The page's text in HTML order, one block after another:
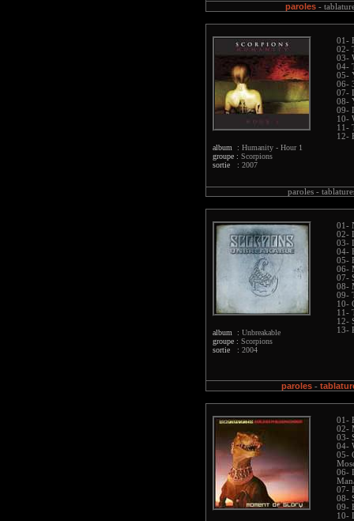
paroles-
album : Humanity - Hour 1
groupe : Scorpions
sortie : 2007
01-
02-
03-
04-
05-
06-
07-
08-
09-
10-
11-
12-
paroles -
album : Unbreakable
groupe : Scorpions
sortie : 2004
01-
02-
03-
04-
05-
06-
07-
08-
09-
10-
11-
12-
13-
paroles -
01-
02-
03-
04-
05-
06-
07-
08-
09-
10-